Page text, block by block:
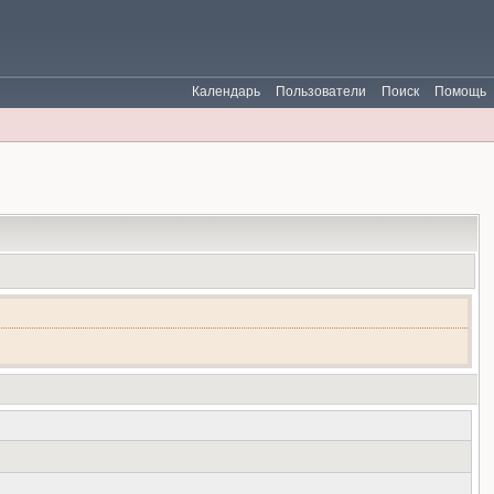
Помощь
Поиск
Пользователи
Календарь